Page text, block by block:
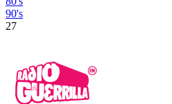
90's
27